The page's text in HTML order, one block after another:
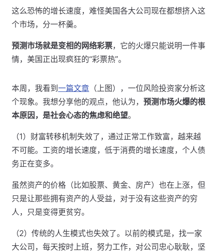
这么恐怖的增长速度，难怪美国各大公司现在都想挤入这
个市场，分一杯羹。
预测市场就是变相的网络彩票，它的火爆只能说明一件事
情，美国正出现疯狂的“彩票热”。
本周，我看到 一篇文章 （上图），一位风险投资家分析这
个现象。我想分享他的观点，他认为， 预测市场火爆的根
本原因，是社会心态的焦虑和绝望。
（1）财富转移机制失效了，通过正常工作致富，越来越
不可能。工资的增长速度，低于消费的增长速度，个人债
务正在变多。
虽然资产的价格（比如股票、黄金、房产）也在上涨，但
只是让那些拥有资产的人受益，对于没有这些资产的穷
人，只是变得更贫穷。
（2）传统的人生模式也失效了。以前的模式是，找一家
大公司，每天按时上班，努力工作，对公司忠心耿耿，坚